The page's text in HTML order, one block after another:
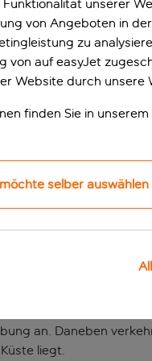
die
Siedlung
in ein
von Faro Airport
Sandflächen der
an. Daneben
liegt.
unserer
von Angeboten in
zu
von auf easyJet
Website durch unsere
finden Sie in unserem
selber auswählen